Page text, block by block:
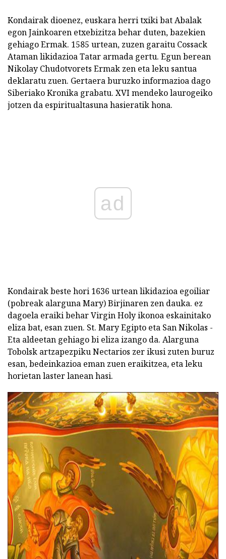
Kondairak dioenez, euskara herri txiki bat Abalak
egon Jainkoaren etxebizitza behar duten, bazekien
gehiago Ermak. 1585 urtean, zuzen garaitu Cossack
Ataman likidazioa Tatar armada gertu. Egun berean
Nikolay Chudotvorets Ermak zen eta leku santua
deklaratu zuen. Gertaera buruzko informazioa dago
Siberiako Kronika grabatu. XVI mendeko laurogeiko
jotzen da espiritualtasuna hasieratik hona.
ad
Kondairak beste hori 1636 urtean likidazioa egoiliar
(pobreak alarguna Mary) Birjinaren zen dauka. ez
dagoela eraiki behar Virgin Holy ikonoa eskainitako
eliza bat, esan zuen. St. Mary Egipto eta San Nikolas -
Eta aldeetan gehiago bi eliza izango da. Alarguna
Tobolsk artzapezpiku Nectarios zer ikusi zuten buruz
esan, bedeinkazioa eman zuen eraikitzea, eta leku
horietan laster lanean hasi.